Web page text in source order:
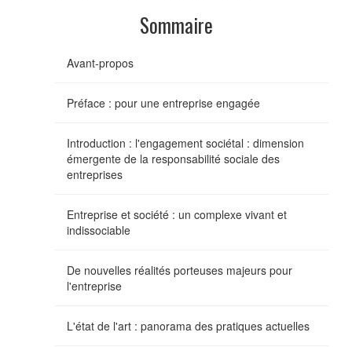
Sommaire
Avant-propos
Préface : pour une entreprise engagée
Introduction : l'engagement sociétal : dimension
émergente de la responsabilité sociale des
entreprises
Entreprise et société : un complexe vivant et
indissociable
De nouvelles réalités porteuses majeurs pour
l'entreprise
L'état de l'art : panorama des pratiques actuelles